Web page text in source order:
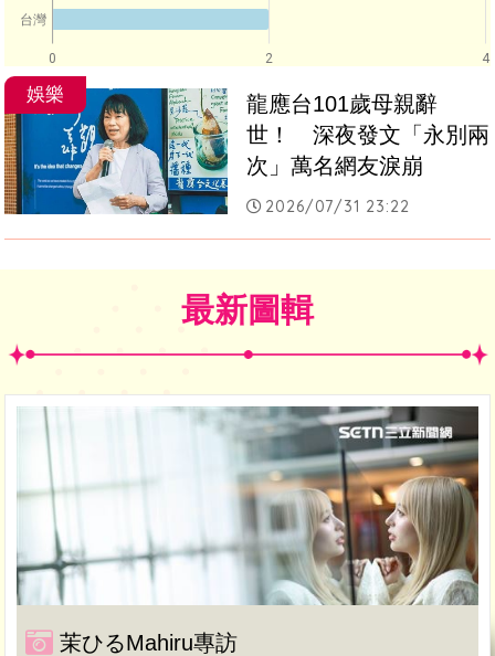
0 2 4
台灣
娛樂
龍應台101歲母親辭
世！　深夜發文「永別兩
次」萬名網友淚崩
2026/07/31 23:22
最新圖輯
茉ひるMahiru專訪